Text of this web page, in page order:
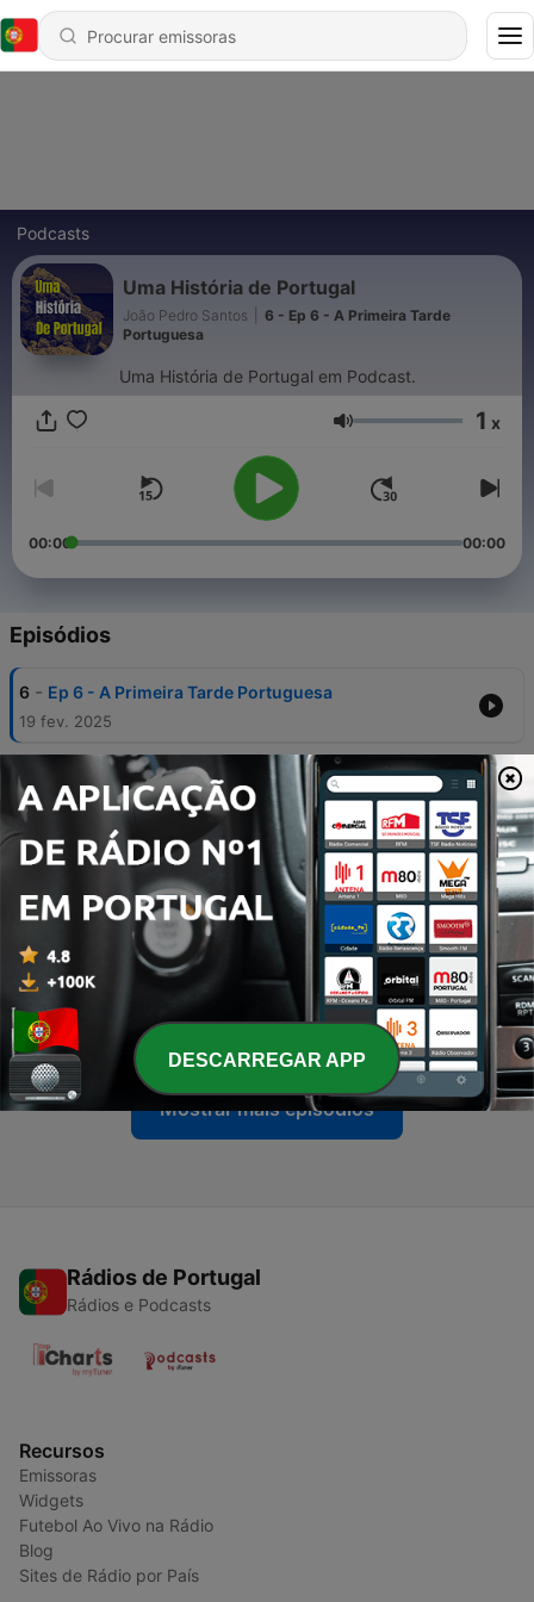
Podcasts
Uma História de Portugal
João Pedro Santos
6 - Ep 6 - A Primeira Tarde
Portuguesa
Uma História de Portugal em Podcast.
Volume 1 x
00:00 00:00
Episódios
6 - Ep 6 - A Primeira Tarde Portuguesa
19 fev. 2025
Ep 5 - O Al-Andaluz
14 jul. 2024
4 - Ep 4 - Novos Senhorios
3 - Ep 3 - O Mundo Romano
12 out. 2023
2 - Ep 2 - As Guerras Púnicas
19 fev. 2023
Mostrar mais episódios
Rádios de Portugal
Rádios e Podcasts
Recursos
Emissoras
Widgets
Futebol Ao Vivo na Rádio
Blog
Sites de Rádio por País
DESCARREGAR APP